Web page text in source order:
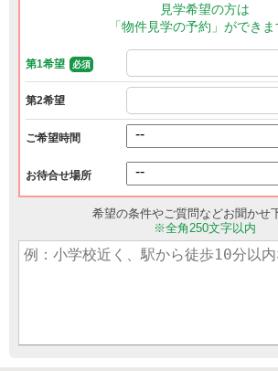
見学希望の方は
「物件見学の予約」ができま
第1希望 必須
第2希望
ご希望時間
お待合せ場所
希望の条件やご質問などお聞かせ
※全角250文字以内